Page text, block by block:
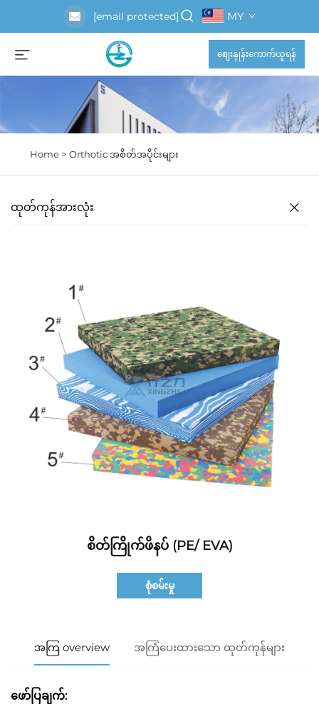
[email protected] MY
စျေးနှုန်းကောက်ယူရန်
Home > Orthotic အစိတ်အပိုင်းများ
ထုတ်ကုန်အားလုံး
စိတ်ကြိုက်ဖိနပ် (PE/ EVA)
စုံစမ်းမှု
အကြ overview အကြံပေးထားသော ထုတ်ကုန်များ
ဖော်ပြချက်: